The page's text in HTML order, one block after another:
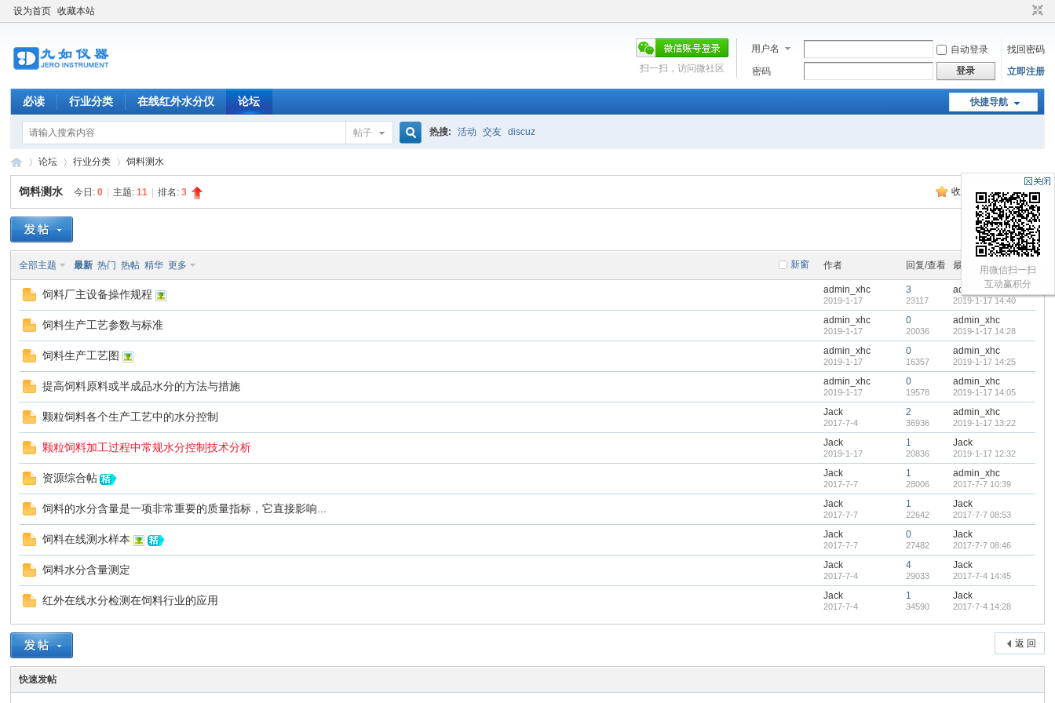
设为首页 收藏本站
用户名 自动登录
找回密码
密码
登录 立即注册
扫一扫，访问微社区
快捷导航
必读 行业分类 在线红外水分仪 论坛
帖子 热搜: 活动 交友 discuz
»
论坛
›
行业分类 饲料测水
收藏本版 | 订阅
饲料测水 今日:0 主题:11 排名:3
返 回
新窗
全部主题 最新 热门 热帖 精华 更多 作者 回复/查看 最后发表
饲料厂主设备操作规程 admin_xhc
2019-1-17
3
23117
admin_xhc
2019-1-17 14:40
饲料生产工艺参数与标准 admin_xhc
2019-1-17
0
20036
admin_xhc
2019-1-17 14:28
饲料生产工艺图 admin_xhc
2019-1-17
0
16357
admin_xhc
2019-1-17 14:25
提高饲料原料或半成品水分的方法与措施 admin_xhc
2019-1-17
0
19578
admin_xhc
2019-1-17 14:05
颗粒饲料各个生产工艺中的水分控制 Jack
2017-7-4
2
36936
admin_xhc
2019-1-17 13:22
颗粒饲料加工过程中常规水分控制技术分析 Jack
2019-1-17
1
20836
Jack
2019-1-17 12:32
资源综合帖 Jack
2017-7-7
1
28006
admin_xhc
2017-7-7 10:39
饲料的水分含量是一项非常重要的质量指标，它直接影响... Jack
2017-7-7
1
22642
Jack
2017-7-7 08:53
饲料在线测水样本 Jack
2017-7-7
0
27482
Jack
2017-7-7 08:46
饲料水分含量测定 Jack
2017-7-4
4
29033
Jack
2017-7-4 14:45
红外在线水分检测在饲料行业的应用 Jack
2017-7-4
1
34590
Jack
2017-7-4 14:28
返 回
快速发帖
用微信扫一扫
互动赢积分